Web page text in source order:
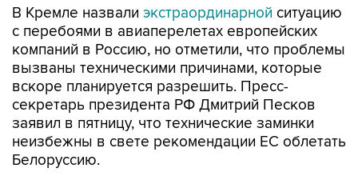
В Кремле назвали экстраординарной ситуацию
с перебоями в авиаперелетах европейских
компаний в Россию, но отметили, что проблемы
вызваны техническими причинами, которые
вскоре планируется разрешить. Пресс-
секретарь президента РФ Дмитрий Песков
заявил в пятницу, что технические заминки
неизбежны в свете рекомендации ЕС облетать
Белоруссию.